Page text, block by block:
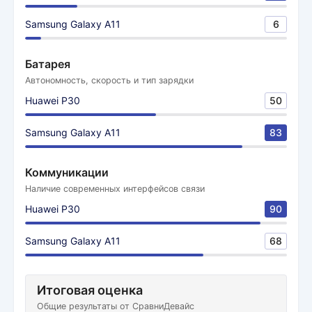
Samsung Galaxy A11 6
Батарея
Автономность, скорость и тип зарядки
Huawei P30 50
Samsung Galaxy A11 83
Коммуникации
Наличие современных интерфейсов связи
Huawei P30 90
Samsung Galaxy A11 68
Итоговая оценка
Общие результаты от СравниДевайс